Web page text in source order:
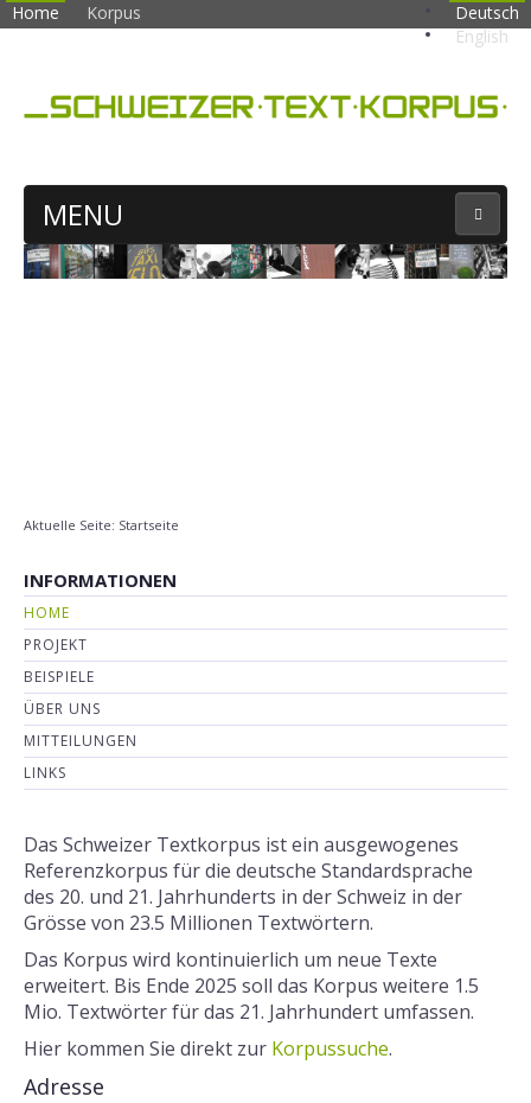
Home Korpus
Deutsch
English
MENU
KORPUSSUCHE
Aktuelle Seite: Startseite
INFORMATIONEN
HOME
PROJEKT
BEISPIELE
ÜBER UNS
MITTEILUNGEN
LINKS
Das Schweizer Textkorpus ist ein ausgewogenes
Referenzkorpus für die deutsche Standardsprache
des 20. und 21. Jahrhunderts in der Schweiz in der
Grösse von 23.5 Millionen Textwörtern.
Das Korpus wird kontinuierlich um neue Texte
erweitert. Bis Ende 2025 soll das Korpus weitere 1.5
Mio. Textwörter für das 21. Jahrhundert umfassen.
Hier kommen Sie direkt zur Korpussuche.
Adresse